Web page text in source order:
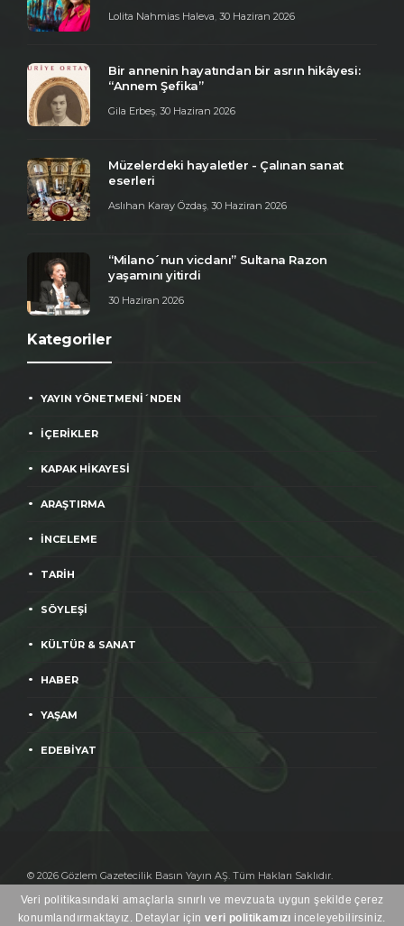
Veri politikasındaki amaçlarla sınırlı ve mevzuata uygun şekilde çerez
konumlandırmaktayız. Detaylar içinveri politikamızı inceleyebilirsiniz.
Lolita Nahmias Haleva, 30 Haziran 2026
Bir annenin hayatından bir asrın hikâyesi:
“Annem Şefika”
Gila Erbeş, 30 Haziran 2026
Müzelerdeki hayaletler - Çalınan sanat
eserleri
Aslıhan Karay Özdaş, 30 Haziran 2026
“Milano´nun vicdanı” Sultana Razon
yaşamını yitirdi
30 Haziran 2026
Kategoriler
YAYIN YÖNETMENİ´NDEN
İÇERİKLER
KAPAK HİKAYESİ
ARAŞTIRMA
İNCELEME
TARİH
SÖYLEŞİ
KÜLTÜR & SANAT
HABER
YAŞAM
EDEBİYAT
© 2026 Gözlem Gazetecilik Basın Yayın AŞ. Tüm Hakları Saklıdır.
Heweso